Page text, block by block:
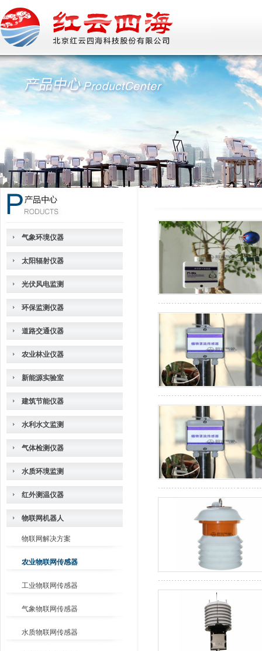
气象环境仪器
太阳辐射仪器
光伏风电监测
环保监测仪器
道路交通仪器
农业林业仪器
新能源实验室
建筑节能仪器
水利水文监测
气体检测仪器
水质环境监测
红外测温仪器
物联网机器人
物联网解决方案
农业物联网传感器
工业物联网传感器
气象物联网传感器
水质物联网传感器